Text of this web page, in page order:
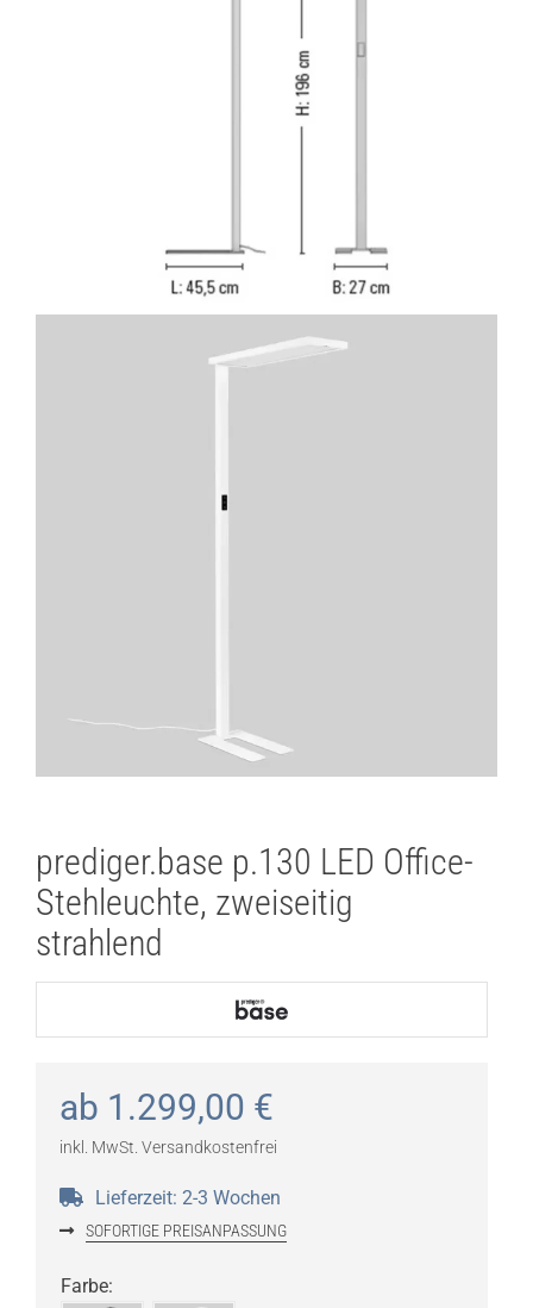
prediger.base p.130 LED Office-
Stehleuchte, zweiseitig
strahlend
ab 1.299,00 €
inkl. MwSt. Versandkostenfrei
Lieferzeit: 2-3 Wochen
SOFORTIGE PREISANPASSUNG
Farbe: